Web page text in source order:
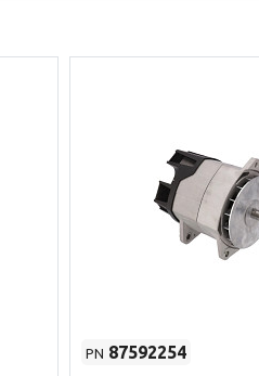
PN 87592254